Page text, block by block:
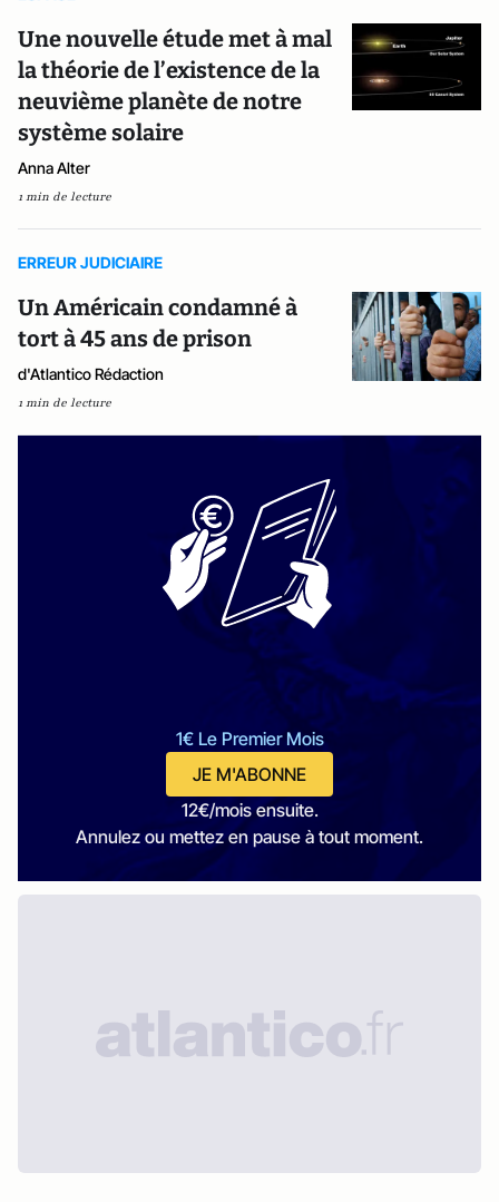
Une nouvelle étude met à mal
la théorie de l’existence de la
neuvième planète de notre
système solaire
Anna Alter
1 min de lecture
ERREUR JUDICIAIRE
Un Américain condamné à
tort à 45 ans de prison
d'Atlantico Rédaction
1 min de lecture
1€ Le Premier Mois
JE M'ABONNE
12€/mois ensuite.
Annulez ou mettez en pause à tout moment.